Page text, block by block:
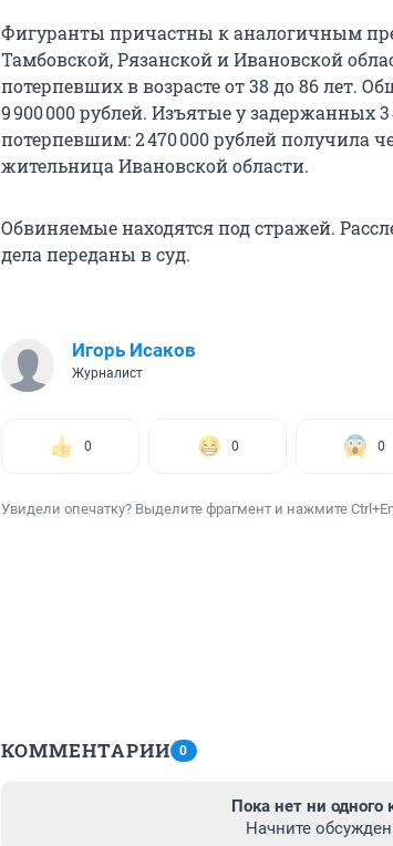
Фигуранты причастны к аналогичным
Тамбовской, Рязанской и Ивановской
потерпевших в возрасте от 38 до 86 лет.
9 900 000 рублей. Изъятые у задержанных
потерпевшим: 2 470 000 рублей получила
жительница Ивановской области.
Обвиняемые находятся под стражей.
дела переданы в суд.
Игорь Исаков
Журналист
0 0 0
Увидели опечатку? Выделите фрагмент и нажмите
КОММЕНТАРИИ 0
Пока нет ни одного
Начните